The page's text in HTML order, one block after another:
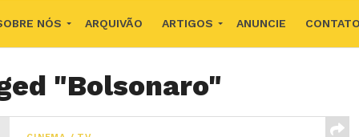
NÓS ARQUIVÃO ARTIGOS ANUNCIE CONTATO
"Bolsonaro"